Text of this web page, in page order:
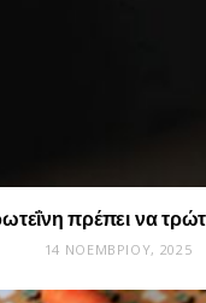
πρέπει να
14 ΝΟΕΜΒΡΊΟΥ, 2025